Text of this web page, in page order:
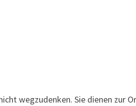
wegzudenken. Sie dienen zur